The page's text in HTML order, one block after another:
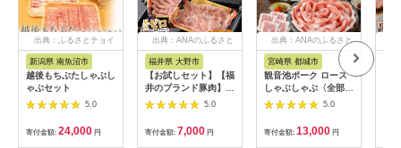
出典：ふるさとチョイ
ス
新潟県 南魚沼市
越後もちぶたしゃぶし
ゃぶセット
5.0
寄付金額: 24,000 円
出典：ANAのふるさと
納税
福井県 大野市
【お試しセット】【福
井のブランド豚肉】荒
島ポーク ロースしゃ
ぶしゃぶ用 330g[A-
054011]
5.0
寄付金額: 7,000 円
出典：ANAのふるさと
納税
宮崎県 都城市
観音池ポーク ロース
しゃぶしゃぶ〈全部真
空パック〉1.6kg_13-
5.0
寄付金額: 13,000 円